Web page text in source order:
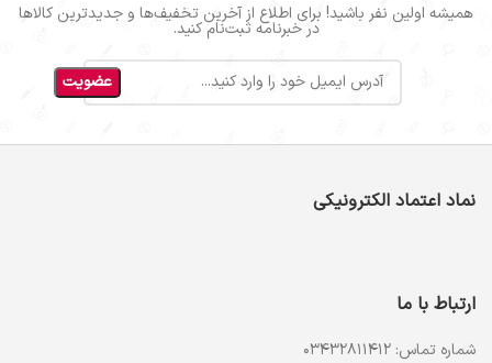
همیشه اولین نفر باشید! برای اطلاع از آخرین تخفیف‌ها و جدیدترین کالاها
در خبرنامه ثبت‌نام کنید.
نماد اعتماد الکترونیکی
ارتباط با ما
شماره تماس: 03432811412